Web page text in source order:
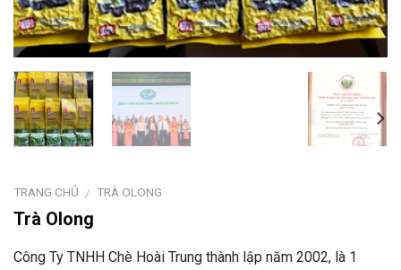
TRANG CHỦ / TRÀ OLONG
Trà Olong
Công Ty TNHH Chè Hoài Trung thành lập năm 2002, là 1